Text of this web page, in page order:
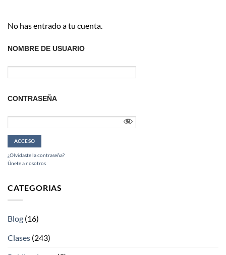
No has entrado a tu cuenta.
NOMBRE DE USUARIO
CONTRASEÑA
¿Olvidaste la contraseña?
Únete a nosotros
CATEGORIAS
Blog (16)
Clases (243)